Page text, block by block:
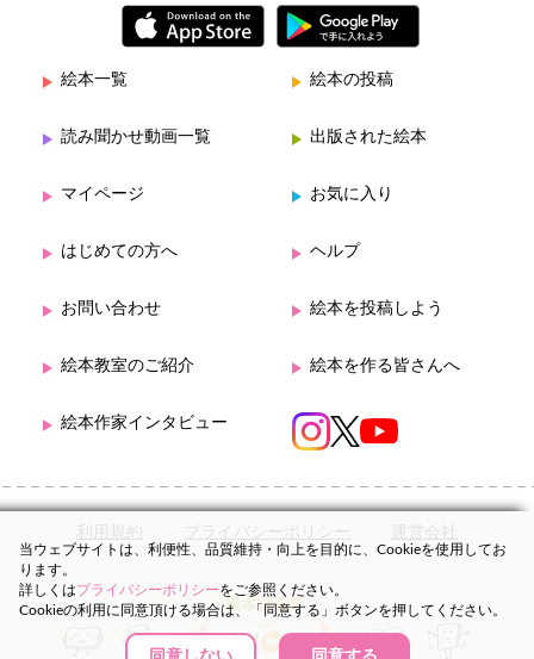
絵本一覧 絵本の投稿
読み聞かせ動画一覧 出版された絵本
マイページ お気に入り
はじめての方へ ヘルプ
お問い合わせ 絵本を投稿しよう
絵本教室のご紹介 絵本を作る皆さんへ
絵本作家インタビュー
利用規約 プライバシーポリシー 運営会社
当ウェブサイトは、利便性、品質維持・向上を目的に、Cookieを使用してお
ります。
詳しくはプライバシーポリシーをご参照ください。
Cookieの利用に同意頂ける場合は、「同意する」ボタンを押してください。